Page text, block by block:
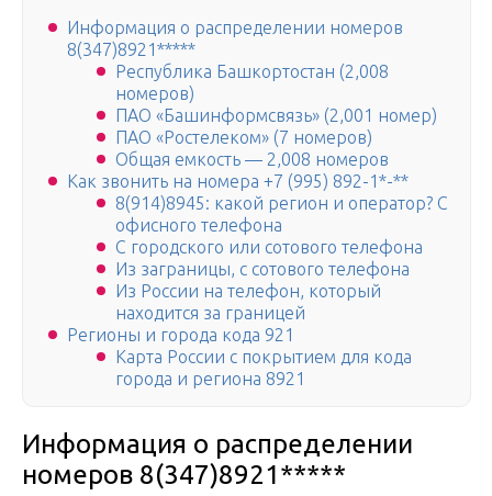
Информация о распределении номеров
8(347)8921*****
Республика Башкортостан (2,008
номеров)
ПАО «Башинформсвязь» (2,001 номер)
ПАО «Ростелеком» (7 номеров)
Общая емкость — 2,008 номеров
Как звонить на номера +7 (995) 892-1*-**
8(914)8945: какой регион и оператор? С
офисного телефона
С городского или сотового телефона
Из заграницы, с сотового телефона
Из России на телефон, который
находится за границей
Регионы и города кода 921
Карта России с покрытием для кода
города и региона 8921
Информация о распределении
номеров 8(347)8921*****